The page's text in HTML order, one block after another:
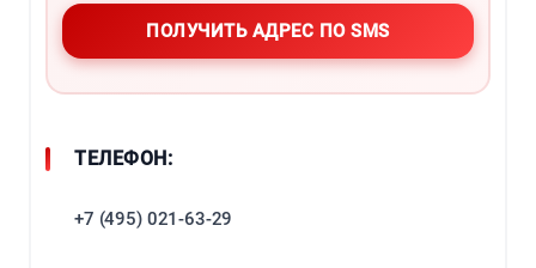
ТЕЛЕФОН:
+7 (495) 021-63-29